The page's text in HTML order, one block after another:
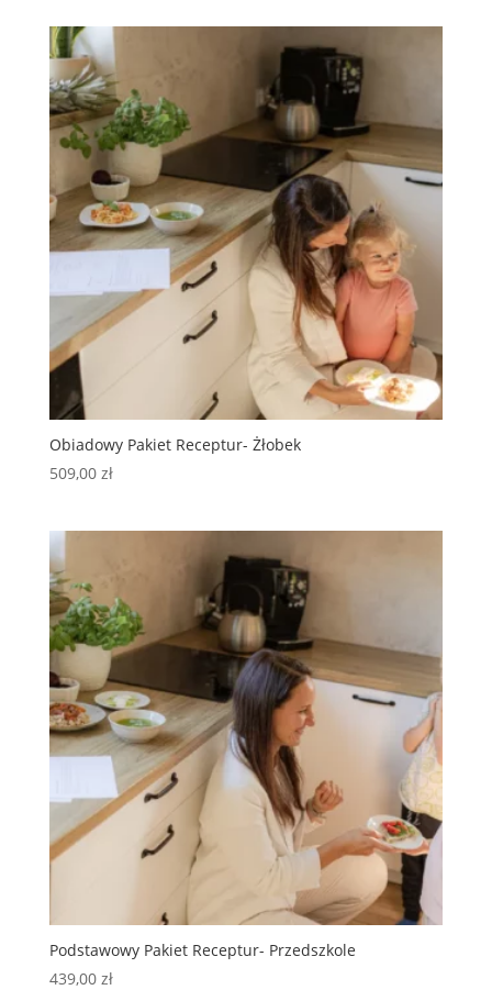
Obiadowy Pakiet Receptur- Żłobek
509,00 zł
Podstawowy Pakiet Receptur- Przedszkole
439,00 zł